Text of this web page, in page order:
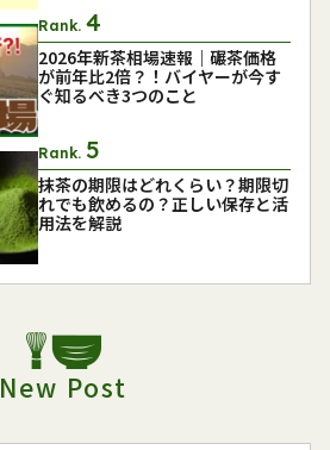
Rank.
2026年新茶相場速報｜碾茶価格
が前年比2倍？！バイヤーが今す
ぐ知るべき3つのこと
Rank.
抹茶の期限はどれくらい？期限切
れでも飲めるの？正しい保存と活
用法を解説
New Post